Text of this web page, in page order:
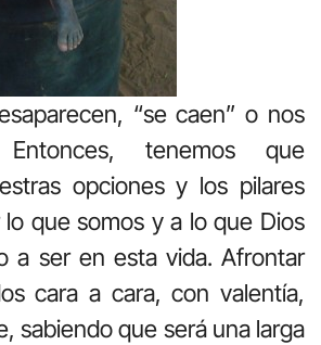
“se caen” o nos
tenemos que
opciones y los pilares
que somos y a lo que Dios
a ser en esta vida. Afrontar
cara a cara, con valentía,
sabiendo que será una larga